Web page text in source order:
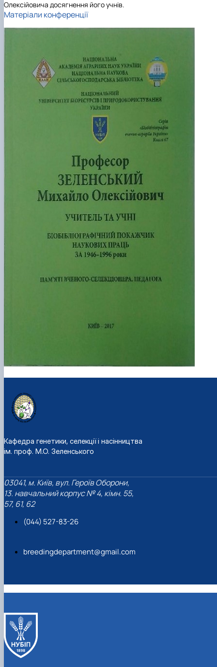
ідентифікації сортів рослин"
І міжнародна конференція присвячена 90-
річчю від дня народження вченого М.О. Зе…
Олексійовича досягнення його учнів.
Матеріали конференції
Кафедра генетики, селекції і насінництва
ім. проф. М.О. Зеленського
03041, м. Київ, вул. Героїв Оборони,
13. навчальний корпус № 4, кімн. 55,
57, 61, 62
(044) 527-83-26
breedingdepartment@gmail.com